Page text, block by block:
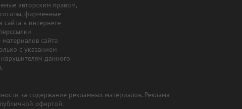
авторским правом,
фирменные
сайта в интернете
сайта
с указанием
данного
за содержание рекламных материалов. Реклама
офертой.